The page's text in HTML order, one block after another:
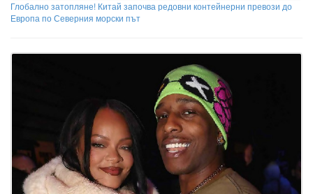
Глобално затопляне! Китай започва редовни контейнерни превози до
Европа по Северния морски път